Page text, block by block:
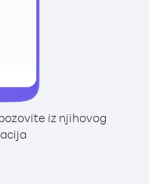
iz njihovog